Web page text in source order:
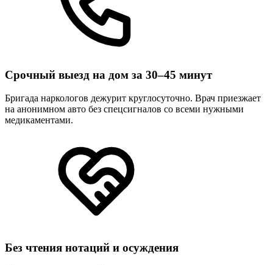
Срочный выезд на дом за 30–45 минут
Бригада наркологов дежурит круглосуточно. Врач приезжает
на анонимном авто без спецсигналов со всеми нужными
медикаментами.
Без чтения нотаций и осуждения